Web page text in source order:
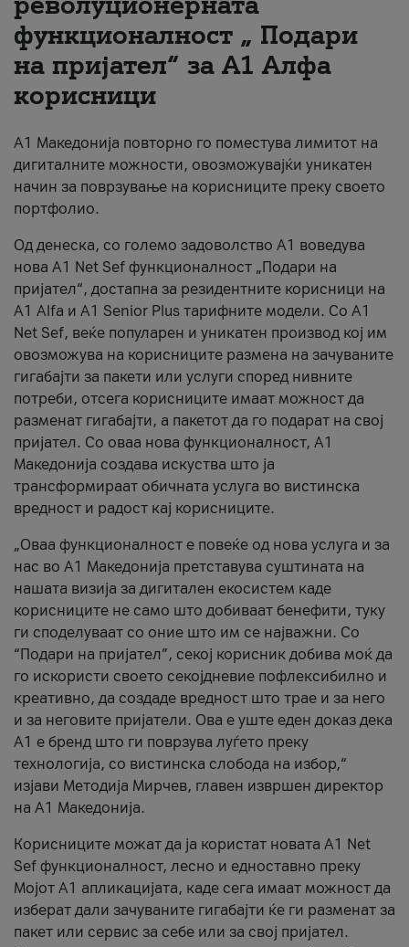
За нас
#ПодобарОнлајн
функционалност „ Подари
на пријател“ за А1 Алфа
корисници
А1 Македонија повторно го поместува лимитот на
дигиталните можности, овозможувајќи уникатен
начин за поврзување на корисниците преку своето
портфолио.
Од денеска, со големо задоволство А1 воведува
нова A1 Net Sef функционалност „Подари на
пријател“, достапна за резидентните корисници на
А1 Alfa и A1 Senior Plus тарифните модели. Со A1
Net Sef, веќе популарен и уникатен производ кој им
овозможува на корисниците размена на зачуваните
гигабајти за пакети или услуги според нивните
потреби, отсега корисниците имаат можност да
разменат гигабајти, а пакетот да го подарат на свој
пријател. Со оваа нова функционалност, А1
Македонија создава искуства што ја
трансформираат обичната услуга во вистинска
вредност и радост кај корисниците.
„Оваа функционалност е повеќе од нова услуга и за
нас во А1 Македонија претставува суштината на
нашата визија за дигитален екосистем каде
корисниците не само што добиваат бенефити, туку
ги споделуваат со оние што им се најважни. Со
“Подари на пријател”, секој корисник добива моќ да
го искористи своето секојдневие пофлексибилно и
креативно, да создаде вредност што трае и за него
и за неговите пријатели. Ова е уште еден доказ дека
А1 е бренд што ги поврзува луѓето преку
технологија, со вистинска слобода на избор,“
изјави Методија Мирчев, главен извршен директор
на А1 Македонија.
Корисниците можат да ја користат новата А1 Net
Sef функционалност, лесно и едноставно преку
Мојот А1 апликацијата, каде сега имаат можност да
изберат дали зачуваните гигабајти ќе ги разменат за
пакет или сервис за себе или за свој пријател.